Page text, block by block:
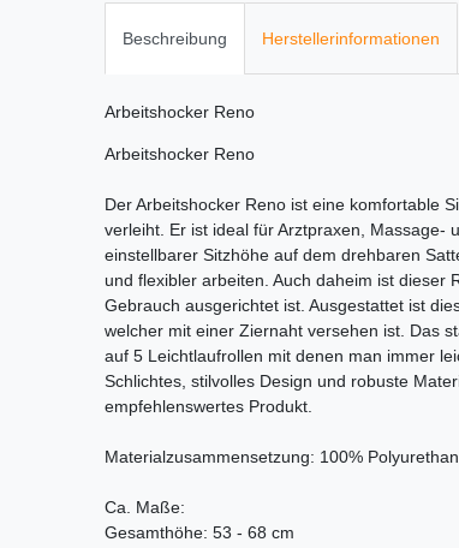
Beschreibung Herstellerinformationen
Arbeitshocker Reno
Arbeitshocker Reno
Der Arbeitshocker Reno ist eine komfortable
verleiht. Er ist ideal für Arztpraxen, Massage-
einstellbarer Sitzhöhe auf dem drehbaren
und flexibler arbeiten. Auch daheim ist dieser
Gebrauch ausgerichtet ist. Ausgestattet ist
welcher mit einer Ziernaht versehen ist. Das
auf 5 Leichtlaufrollen mit denen man immer
Schlichtes, stilvolles Design und robuste
empfehlenswertes Produkt.
Materialzusammensetzung: 100% Polyurethan
Ca. Maße:
Gesamthöhe: 53 - 68 cm